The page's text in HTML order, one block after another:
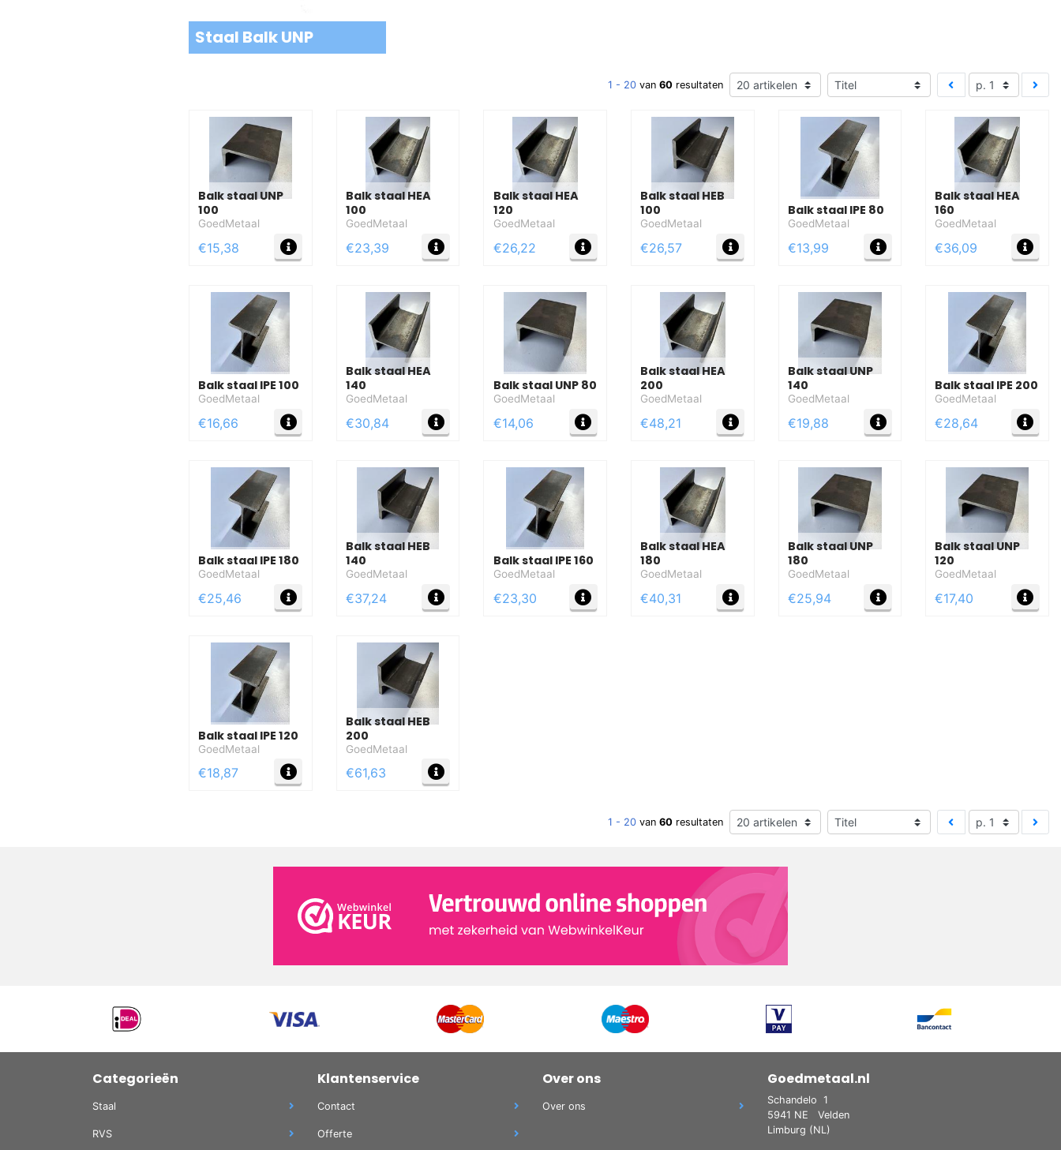
Staal Balk UNP
1 - 20 van 60 resultaten
Balk staal UNP
100
GoedMetaal
€15,38 MEER INFO
Balk staal HEA
100
GoedMetaal
€23,39 MEER INFO
Balk staal HEA
120
GoedMetaal
€26,22 MEER INFO
Balk staal HEB
100
GoedMetaal
€26,57 MEER INFO
Balk staal IPE 80
GoedMetaal
€13,99 MEER INFO
Balk staal HEA
160
GoedMetaal
€36,09
Balk staal IPE 100
GoedMetaal
€16,66 MEER INFO
Balk staal HEA
140
GoedMetaal
€30,84 MEER INFO
Balk staal UNP 80
GoedMetaal
€14,06 MEER INFO
Balk staal HEA
200
GoedMetaal
€48,21 MEER INFO
Balk staal UNP
140
GoedMetaal
€19,88 MEER INFO
Balk staal IPE 200
GoedMetaal
€28,64
Balk staal IPE 180
GoedMetaal
€25,46 MEER INFO
Balk staal HEB
140
GoedMetaal
€37,24 MEER INFO
Balk staal IPE 160
GoedMetaal
€23,30 MEER INFO
Balk staal HEA
180
GoedMetaal
€40,31 MEER INFO
Balk staal UNP
180
GoedMetaal
€25,94 MEER INFO
Balk staal UNP
120
GoedMetaal
€17,40
Balk staal IPE 120
GoedMetaal
€18,87 MEER INFO
Balk staal HEB
200
GoedMetaal
€61,63
1 - 20 van 60 resultaten
Categorieën
Staal
RVS
Klantenservice
Contact
Offerte
Over ons
Over ons
Goedmetaal.nl
Schandelo 1
5941 NE
Velden
Limburg (NL)